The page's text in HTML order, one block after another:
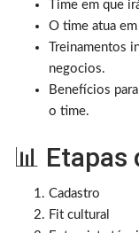
Time em que
O time atua
Treinamentos
negocios.
Benefícios
o time.
📊 Etapas
Cadastro
Fit cultural